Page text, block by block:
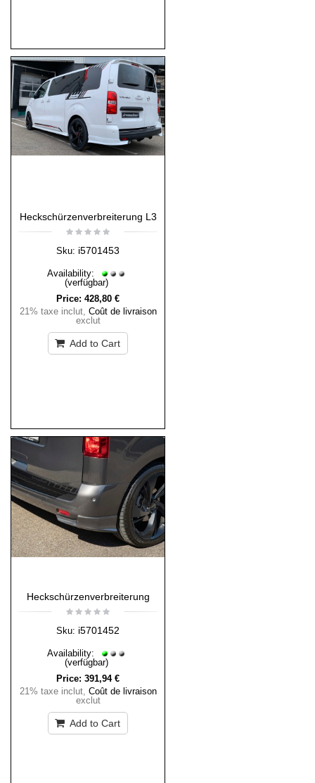
Heckschürzenverbreiterung L3
Sku: i5701453
Availability:
(verfügbar)
Price: 428,80 €
21% taxe inclut, Coût de livraison
exclut
Add to Cart
Heckschürzenverbreiterung
Sku: i5701452
Availability:
(verfügbar)
Price: 391,94 €
21% taxe inclut, Coût de livraison
exclut
Add to Cart